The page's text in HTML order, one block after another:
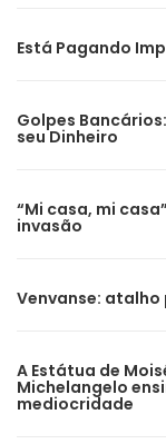
Está Pagando
Golpes
seu Dinheiro
“Mi casa, mi
invasão
Venvanse:
A Estátua de
Michelangelo
mediocridade